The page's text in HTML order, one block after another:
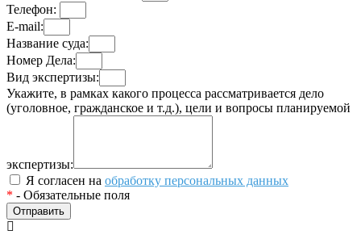
Телефон:
E-mail:
Название суда:
Номер Дела:
Вид экспертизы:
Укажите, в рамках какого процесса рассматривается дело
(уголовное, гражданское и т.д.), цели и вопросы планируемой
экспертизы:
Я согласен на обработку персональных данных
* - Обязательные поля
Отправить